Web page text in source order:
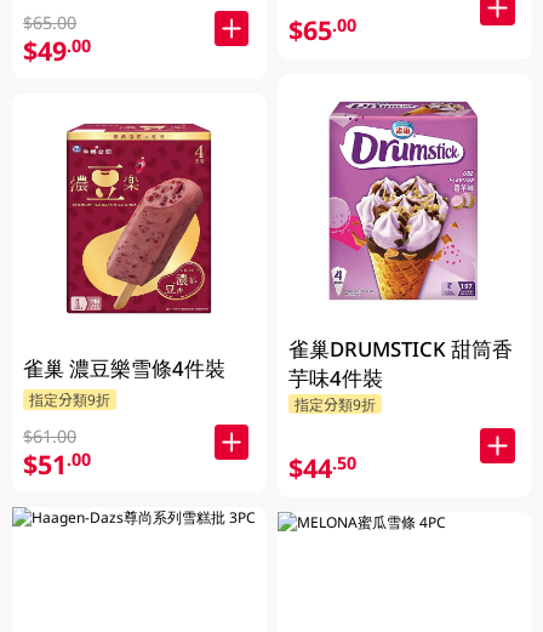
$65.00
$49.00
雀巢 濃豆樂雪條4件裝
指定分類9折
$61.00
$51.00
$65.00
雀巢DRUMSTICK 甜筒香
芋味4件裝
指定分類9折
$44.50